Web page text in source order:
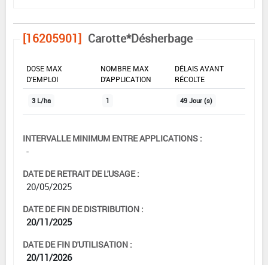
[16205901] Carotte*Désherbage
DOSE MAX
D'EMPLOI
NOMBRE MAX
D'APPLICATION
DÉLAIS AVANT
RÉCOLTE
3 L/ha 1 49 Jour (s)
INTERVALLE MINIMUM ENTRE APPLICATIONS :
-
DATE DE RETRAIT DE L'USAGE :
20/05/2025
DATE DE FIN DE DISTRIBUTION :
20/11/2025
DATE DE FIN D'UTILISATION :
20/11/2026